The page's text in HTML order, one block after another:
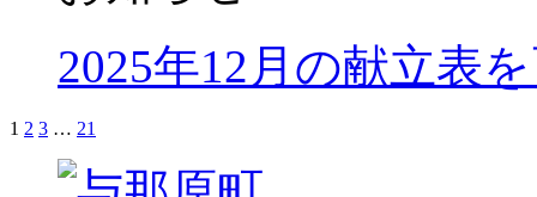
2025年12月の献立表
1 2 3 … 21